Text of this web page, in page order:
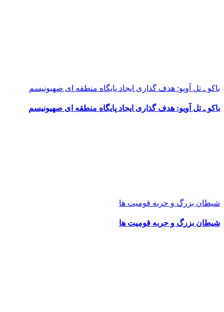
باکو ـ تل آویو: هدف گذاری ایجاد پایگاه منطقه ای صهیونیسم
باکو ـ تل آویو: هدف گذاری ایجاد پایگاه منطقه ای صهیونیسم
شیطان بزرگ و حربه قومیت ها
شیطان بزرگ و حربه قومیت ها